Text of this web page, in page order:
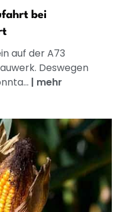
bei
auf der A73
Deswegen
| mehr